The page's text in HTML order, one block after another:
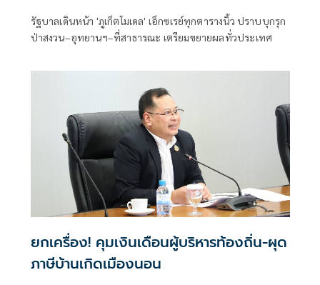
รัฐบาลเดินหน้า 'ภูเก็ตโมเดล' เอ็กซเรย์ทุกตารางนิ้ว ปราบบุกรุก
ป่าสงวน–อุทยานฯ–ที่สาธารณะ เตรียมขยายผลทั่วประเทศ
ยกเครื่อง! คุมเงินเดือนผู้บริหารท้องถิ่น-ผุด
ภาษีบ้านเกิดเมืองนอน